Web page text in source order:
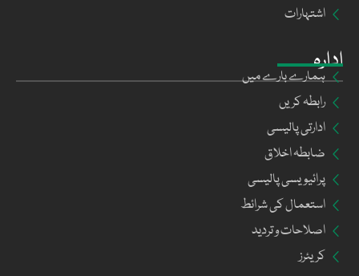
ادارہ
ہمارے بارے میں
رابطہ کریں
ادارتی پالیسی
ضابطہ اخلاق
پرائیویسی پالیسی
استعمال کی شرائط
اصلاحات و تردید
کریئرز
اشتہارات